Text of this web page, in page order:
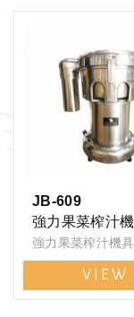
JB-609
強力果菜榨汁機
強力果菜榨汁機
VIEW